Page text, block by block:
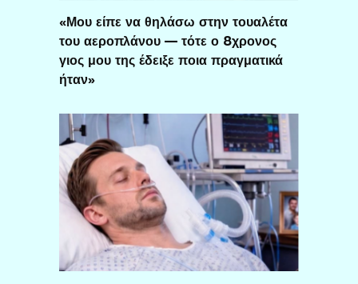
«Μου είπε να θηλάσω στην τουαλέτα
του αεροπλάνου — τότε ο 8χρονος
γιος μου της έδειξε ποια πραγματικά
ήταν»